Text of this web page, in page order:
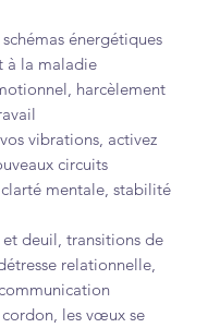
énergétiques
à la maladie
harcèlement
vibrations, activez
circuits
mentale, stabilité
deuil, transitions de
relationnelle,
les vœux se